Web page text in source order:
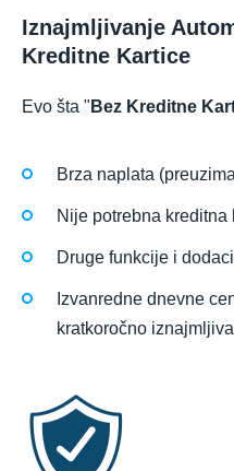
Iznajmljivanje
Kreditne Kartice
Evo šta " Bez Kreditne
Brza naplata
Nije potrebna kreditna
Druge funkcije i
Izvanredne dnevne
kratkoročno